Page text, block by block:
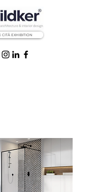
CITÅ EXHIBITION